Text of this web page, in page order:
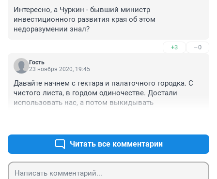
Интересно, а Чуркин - бывший министр
инвестиционного развития края об этом
недоразумении знал?
+3 –0
Гость
23 ноября 2020, 19:45
Давайте начнем с гектара и палаточного городка. С
чистого листа, в гордом одиночестве. Достали
использовать нас, а потом выкидывать
Читать все комментарии